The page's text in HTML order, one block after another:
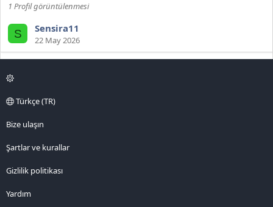
1 Profil görüntülenmesi
S Sensira11
22 May 2026
Türkçe (TR)
Bize ulaşın
Şartlar ve kurallar
Gizlilik politikası
Yardım